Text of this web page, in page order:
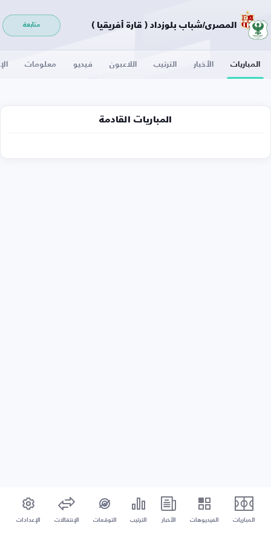
المصري/شباب بلوزداد ( قارة أفريقيا ) متابعة
المباريات الأخبار الترتيب اللاعبون فيديو معلومات
المباريات القادمة
المباريات الفيديوهات الأخبار الترتيب التوقعات الإنتقالات الإعدادات